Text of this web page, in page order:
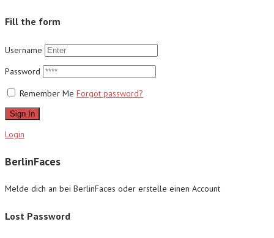
Fill the form
Username
Password
Remember Me Forgot password?
Sign In
Login
BerlinFaces
Melde dich an bei BerlinFaces oder erstelle einen Account
Lost Password